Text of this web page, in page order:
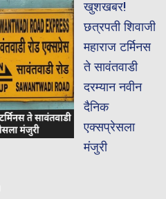
खुशखबर!
छत्रपती शिवाजी
महाराज टर्मिनस
ते सावंतवाडी
दरम्यान नवीन
दैनिक
एक्सप्रेसला
मंजुरी